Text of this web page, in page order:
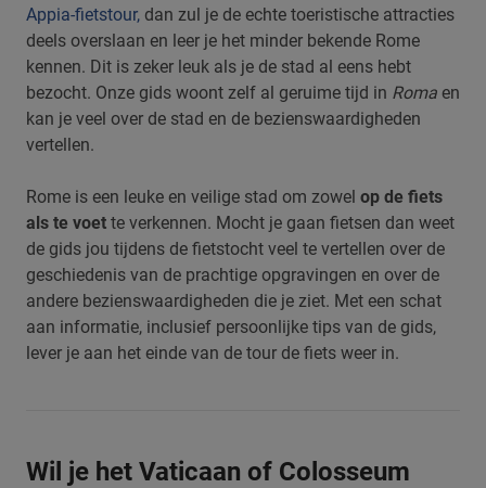
Appia-fietstour, dan zul je de echte toeristische attracties
deels overslaan en leer je het minder bekende Rome
kennen. Dit is zeker leuk als je de stad al eens hebt
bezocht. Onze gids woont zelf al geruime tijd in Roma en
kan je veel over de stad en de bezienswaardigheden
vertellen.
Rome is een leuke en veilige stad om zowel op de fiets
als te voet te verkennen. Mocht je gaan fietsen dan weet
de gids jou tijdens de fietstocht veel te vertellen over de
geschiedenis van de prachtige opgravingen en over de
andere bezienswaardigheden die je ziet. Met een schat
aan informatie, inclusief persoonlijke tips van de gids,
lever je aan het einde van de tour de fiets weer in.
Wil je het Vaticaan of Colosseum